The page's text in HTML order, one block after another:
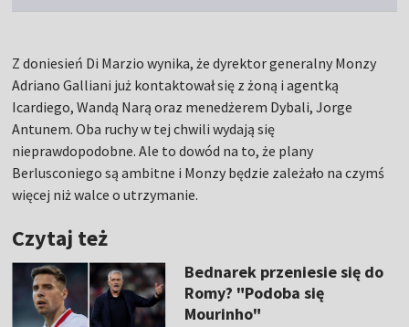
Z doniesień Di Marzio wynika, że dyrektor generalny Monzy
Adriano Galliani już kontaktował się z żoną i agentką
Icardiego, Wandą Narą oraz menedżerem Dybali, Jorge
Antunem. Oba ruchy w tej chwili wydają się
nieprawdopodobne. Ale to dowód na to, że plany
Berlusconiego są ambitne i Monzy będzie zależało na czymś
więcej niż walce o utrzymanie.
Czytaj też
Bednarek przeniesie się do
Romy? "Podoba się
Mourinho"